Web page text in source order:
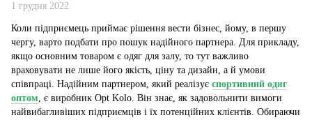
1 грудня 2022
Коли підприємець приймає рішення вести бізнес, йому, в першу
чергу, варто подбати про пошук надійного партнера. Для прикладу,
якщо основним товаром є одяг для залу, то тут важливо
враховувати не лише його якість, ціну та дизайн, а й умови
співпраці. Надійним партнером, який реалізує спортивний одяг
оптом, є виробник Opt Kolo. Він знає, як задовольнити вимоги
найвибагливіших підприємців і їх потенційних клієнтів. Обираючи